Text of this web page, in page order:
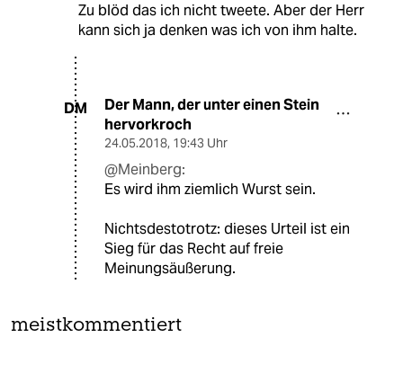
Zu blöd das ich nicht tweete. Aber der Herr
kann sich ja denken was ich von ihm halte.
DM
Der Mann, der unter einen Stein
hervorkroch
24.05.2018, 19:43 Uhr
@Meinberg:
Es wird ihm ziemlich Wurst sein.
Nichtsdestotrotz: dieses Urteil ist ein
Sieg für das Recht auf freie
Meinungsäußerung.
meistkommentiert